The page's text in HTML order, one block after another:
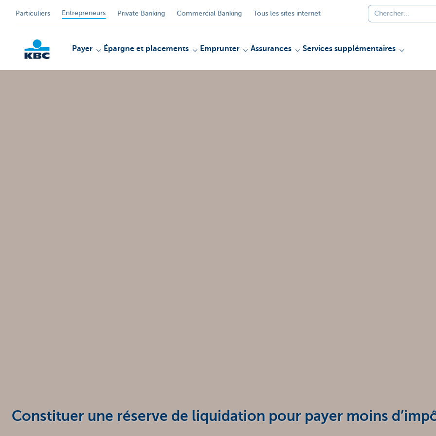
Particuliers Entrepreneurs Private Banking Commercial Banking Tous les sites internet
Payer Épargne et placements Emprunter Assurances Services supplémentaires
Constituer une réserve de liquidation pour payer moins